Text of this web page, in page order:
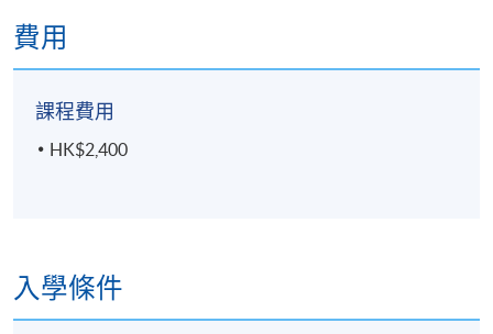
費用
課程費用
HK$2,400
入學條件